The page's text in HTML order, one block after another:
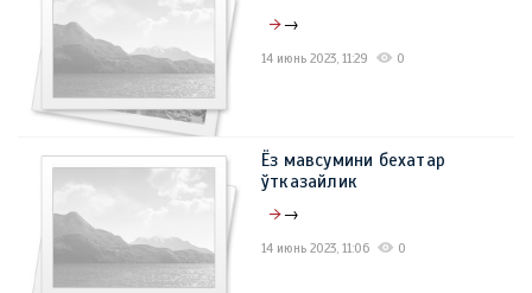
→
14 июнь 2023, 11:29 0
Ёз мавсумини бехатар
ўтказайлик
→
14 июнь 2023, 11:06 0